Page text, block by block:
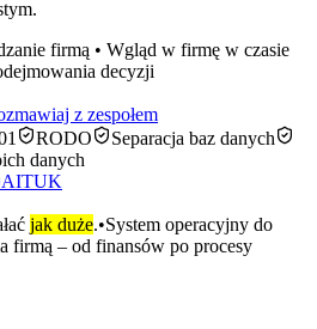
firmą • Wgląd w firmę w czasie
decyzji
z zespołem
RODO
Separacja baz danych
danych
ITUK
jak duże.•System operacyjny do
firmą – od finansów po procesy